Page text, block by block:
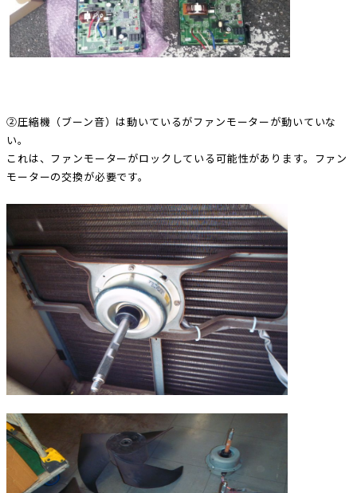
②圧縮機（ブーン音）は動いているがファンモーターが動いていな
い。
これは、ファンモーターがロックしている可能性があります。ファン
モーターの交換が必要です。